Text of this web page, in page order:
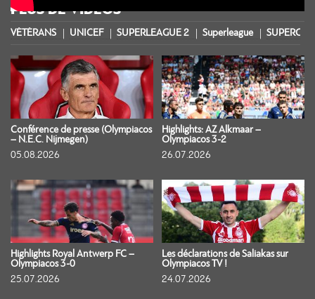
PLUS DE VIDÉOS
VÉTÉRANS UNICEF SUPERLEAGUE 2 Superleague
Conférence de presse (Olympiacos
– N.E.C. Nijmegen)
05.08.2026
Highlights: AZ Alkmaar –
Olympiacos 3-2
26.07.2026
Highlights Royal Antwerp FC –
Olympiacos 3-0
25.07.2026
Les déclarations de Saliakas sur
Olympiacos TV !
24.07.2026